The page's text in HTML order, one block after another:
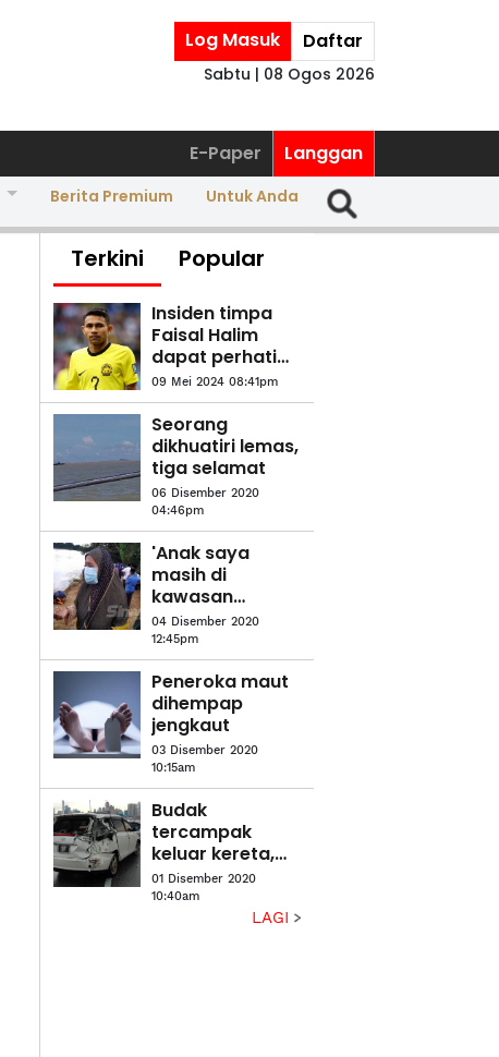
Log Masuk Daftar
Sabtu | 08 Ogos 2026
E-Paper Langgan
Berita Premium Untuk Anda
Terkini Popular
Insiden timpa
Faisal Halim
dapat perhatian
Tengku Muda
Pahang
09 Mei 2024 08:41pm
Seorang
dikhuatiri lemas,
tiga selamat
06 Disember 2020
04:46pm
'Anak saya
masih di
kawasan
tempat dia
jatuh'
04 Disember 2020
12:45pm
Peneroka maut
dihempap
jengkaut
03 Disember 2020
10:15am
Budak
tercampak
keluar kereta,
jatuh jejambat
01 Disember 2020
10:40am
LAGI